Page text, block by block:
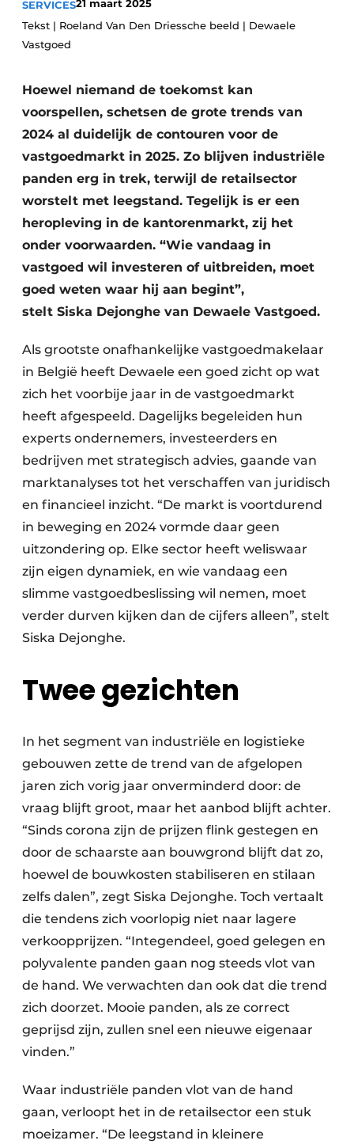
Vacature aanmelden
Video’s
SERVICES21 maart 2025
Tekst | Roeland Van Den Driessche beeld | Dewaele
Vastgoed
Hoewel niemand de toekomst kan
voorspellen, schetsen de grote trends van
2024 al duidelijk de contouren voor de
vastgoedmarkt in 2025. Zo blijven industriële
panden erg in trek, terwijl de retailsector
worstelt met leegstand. Tegelijk is er een
heropleving in de kantorenmarkt, zij het
onder voorwaarden. “Wie vandaag in
vastgoed wil investeren of uitbreiden, moet
goed weten waar hij aan begint”,
stelt Siska Dejonghe van Dewaele Vastgoed.
Als grootste onafhankelijke vastgoedmakelaar
in België heeft Dewaele een goed zicht op wat
zich het voorbije jaar in de vastgoedmarkt
heeft afgespeeld. Dagelijks begeleiden hun
experts ondernemers, investeerders en
bedrijven met strategisch advies, gaande van
marktanalyses tot het verschaffen van juridisch
en financieel inzicht. “De markt is voortdurend
in beweging en 2024 vormde daar geen
uitzondering op. Elke sector heeft weliswaar
zijn eigen dynamiek, en wie vandaag een
slimme vastgoedbeslissing wil nemen, moet
verder durven kijken dan de cijfers alleen”, stelt
Siska Dejonghe.
Twee gezichten
In het segment van industriële en logistieke
gebouwen zette de trend van de afgelopen
jaren zich vorig jaar onverminderd door: de
vraag blijft groot, maar het aanbod blijft achter.
“Sinds corona zijn de prijzen flink gestegen en
door de schaarste aan bouwgrond blijft dat zo,
hoewel de bouwkosten stabiliseren en stilaan
zelfs dalen”, zegt Siska Dejonghe. Toch vertaalt
die tendens zich voorlopig niet naar lagere
verkoopprijzen. “Integendeel, goed gelegen en
polyvalente panden gaan nog steeds vlot van
de hand. We verwachten dan ook dat die trend
zich doorzet. Mooie panden, als ze correct
geprijsd zijn, zullen snel een nieuwe eigenaar
vinden.”
Waar industriële panden vlot van de hand
gaan, verloopt het in de retailsector een stuk
moeizamer. “De leegstand in kleinere